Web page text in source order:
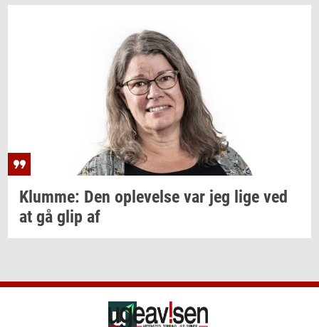
Klum­me: Den op­le­vel­se var jeg lige ved
at gå glip af